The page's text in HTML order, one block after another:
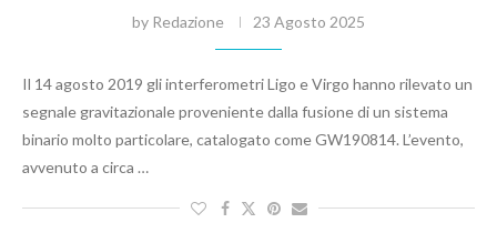
by Redazione 23 Agosto 2025
Il 14 agosto 2019 gli interferometri Ligo e Virgo hanno rilevato un
segnale gravitazionale proveniente dalla fusione di un sistema
binario molto particolare, catalogato come GW190814. L’evento,
avvenuto a circa …